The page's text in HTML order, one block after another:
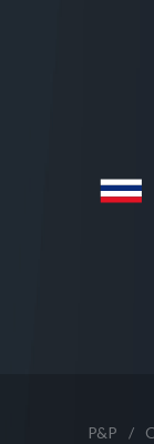
P&P /